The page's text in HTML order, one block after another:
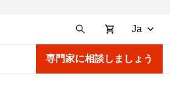
Ja
専門家に相談しましょう